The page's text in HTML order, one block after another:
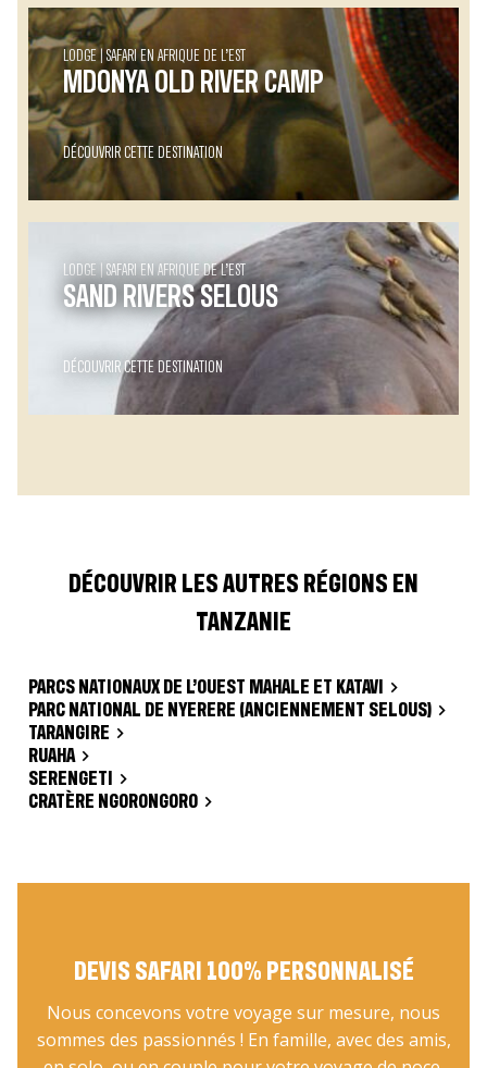
LODGE SAFARI EN AFRIQUE DE L’EST
MDONYA OLD RIVER CAMP
DÉCOUVRIR CETTE DESTINATION
LODGE SAFARI EN AFRIQUE DE L’EST
SAND RIVERS SELOUS
DÉCOUVRIR CETTE DESTINATION
DÉCOUVRIR LES AUTRES RÉGIONS EN
TANZANIE
PARCS NATIONAUX DE L’OUEST MAHALE ET KATAVI
PARC NATIONAL DE NYERERE (ANCIENNEMENT SELOUS)
TARANGIRE
RUAHA
SERENGETI
CRATÈRE NGORONGORO
DEVIS SAFARI 100% PERSONNALISÉ
Nous concevons votre voyage sur mesure, nous
sommes des passionnés ! En famille, avec des amis,